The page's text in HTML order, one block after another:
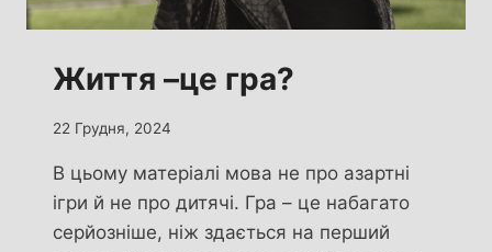
Життя –це гра?
22 Грудня, 2024
В цьому матеріалі мова не про азартні
ігри й не про дитячі. Гра – це набагато
серйозніше, ніж здається на перший